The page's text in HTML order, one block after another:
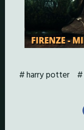
harry potter